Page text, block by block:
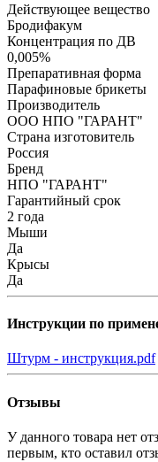
Действующее вещество
Бродифакум
Концентрация по ДВ
0,005%
Препаративная форма
Парафиновые брикеты
Производитель
ООО НПО "ГАРАНТ"
Страна изготовитель
Россия
Бренд
НПО "ГАРАНТ"
Гарантийный срок
2 года
Мыши
Да
Крысы
Да
Инструкции по
Штурм - инструкция.pdf
Отзывы
У данного товара нет
первым, кто оставил